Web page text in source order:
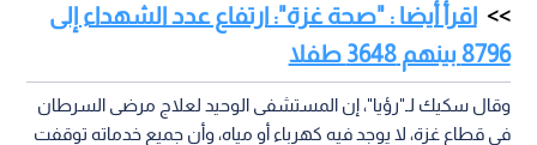
اقرأ أيضا : "صحة غزة": ارتفاع عدد الشهداء إلى
8796 بينهم 3648 طفلا
وقال سكيك لـ"رؤيا"، إن المستشفى الوحيد لعلاج مرضى السرطان
في قطاع غزة، لا يوجد فيه كهرباء أو مياه، وأن جميع خدماته توقفت